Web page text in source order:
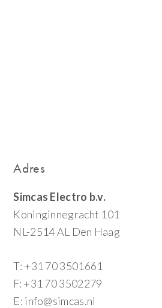
Adres
Simcas Electro b.v.
Koninginnegracht 101
NL-2514 AL Den Haag
T: +31 70 3501661
F: +31 70 3502279
E: info@simcas.nl